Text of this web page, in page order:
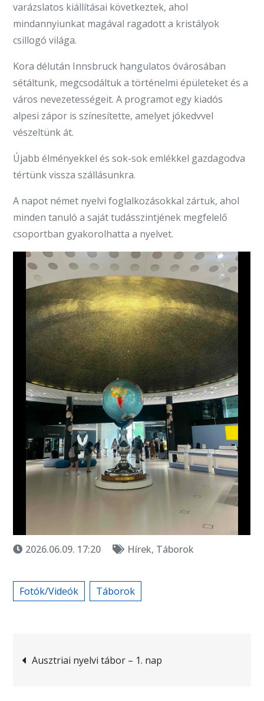
varázslatos kiállításai következtek, ahol
mindannyiunkat magával ragadott a kristályok
csillogó világa.
Kora délután Innsbruck hangulatos óvárosában
sétáltunk, megcsodáltuk a történelmi épületeket és a
város nevezetességeit. A programot egy kiadós
alpesi zápor is színesítette, amelyet jókedvvel
vészeltünk át.
Újabb élményekkel és sok-sok emlékkel gazdagodva
tértünk vissza szállásunkra.
A napot német nyelvi foglalkozásokkal zártuk, ahol
minden tanuló a saját tudásszintjének megfelelő
csoportban gyakorolhatta a nyelvet.
2026.06.09. 17:20 Hírek, Táborok
Fotók/Videók Táborok
Bejegyzés
Ausztriai nyelvi tábor – 1. nap